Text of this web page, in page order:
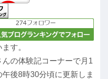
す。
んの体験記コーナーで月1
後8時30分頃に更新しま